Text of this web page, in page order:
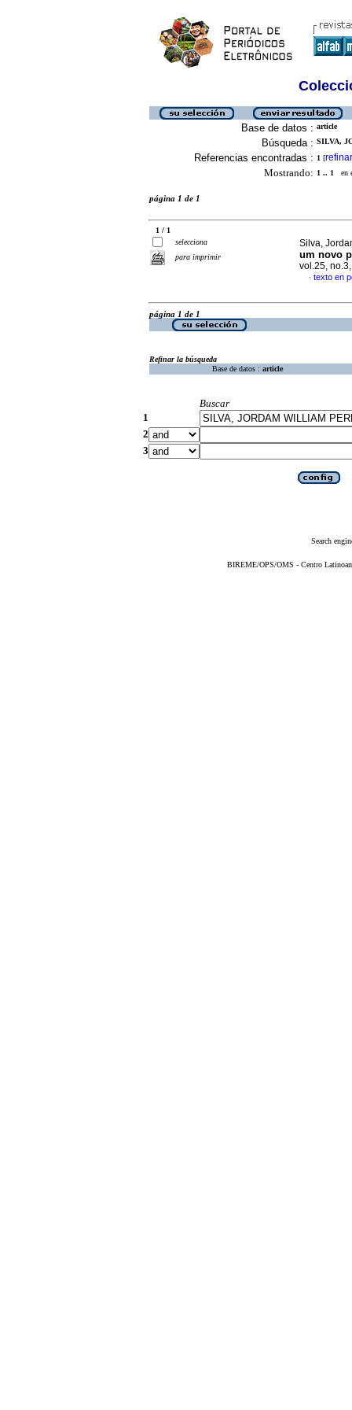
Base de datos : article
Búsqueda : SILVA,
Referencias encontradas : 1 [refinar
Mostrando: 1 .. 1 en
página 1 de 1
1 / 1
selecciona
para imprimir
Silva,
um novo
vol.25,
· texto en
página 1 de 1
Refinar la búsqueda
Base de datos : article
Buscar
1
2
3
Search
BIREME/OPS/OMS - Centro